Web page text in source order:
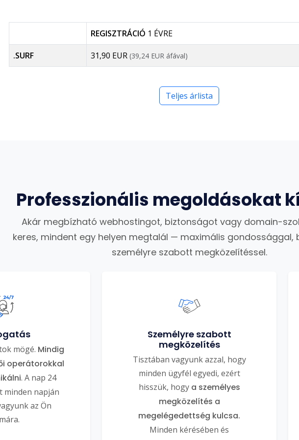
REGISZTRÁCIÓ 1 ÉVRE
.SURF 31,90 EUR (39,24 EUR áfával)
Teljes árlista
Professzionális megoldásokat
Akár megbízható webhostingot, biztonságot vagy domain-
keres, mindent egy helyen megtalál — maximális gondossággal,
személyre szabott megközelítéssel.
mögé. Mindig
operátorokkal
. A nap 24
minden napján
az Ön
Személyre szabott
megközelítés
Tisztában vagyunk azzal, hogy
minden ügyfél egyedi, ezért
hisszük, hogy a személyes
megközelítés a
megelégedettség kulcsa.
Minden kérésében és